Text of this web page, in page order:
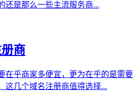
还是那么一些主流服务商...
商
在乎商家多便宜，更为在乎的是需要
这几个域名注册商值得选择...